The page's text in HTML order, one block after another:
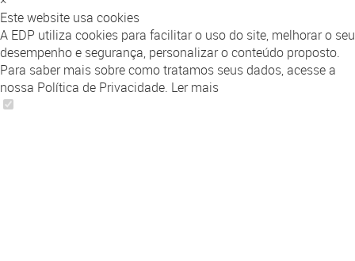
Este website usa cookies
A EDP utiliza cookies para facilitar o uso do site, melhorar o seu
desempenho e segurança, personalizar o conteúdo proposto.
Para saber mais sobre como tratamos seus dados, acesse a
nossa Política de Privacidade. Ler mais